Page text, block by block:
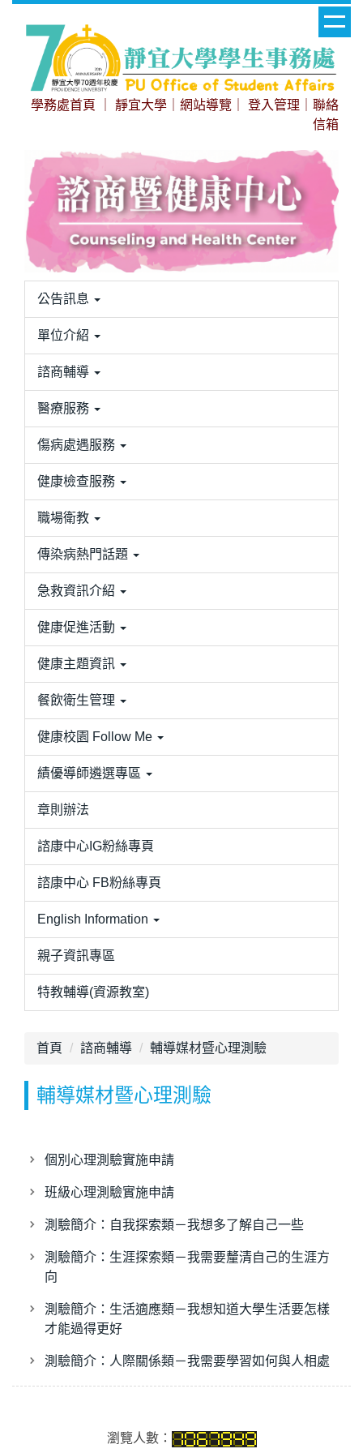
學務處首頁 靜宜大學 網站導覽 登入管理
聯絡
信箱
公告訊息
單位介紹
諮商輔導
醫療服務
傷病處遇服務
健康檢查服務
職場衛教
傳染病熱門話題
急救資訊介紹
健康促進活動
健康主題資訊
餐飲衛生管理
健康校園 Follow Me
績優導師遴選專區
章則辦法
諮康中心IG粉絲專頁
諮康中心 FB粉絲專頁
English Information
親子資訊專區
特教輔導(資源教室)
首頁 諮商輔導 輔導媒材暨心理測驗
輔導媒材暨心理測驗
個別心理測驗實施申請
班級心理測驗實施申請
測驗簡介：自我探索類－我想多了解自己一些
測驗簡介：生涯探索類－我需要釐清自己的生涯方
向
測驗簡介：生活適應類－我想知道大學生活要怎樣
才能過得更好
測驗簡介：人際關係類－我需要學習如何與人相處
瀏覽人數：